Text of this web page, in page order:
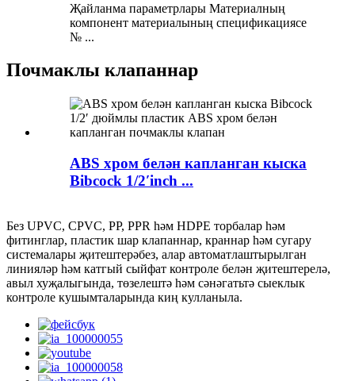
Җайланма параметрлары Материалның
компонент материалының спецификациясе
№ ...
Почмаклы клапаннар
ABS хром белән капланган кыска
Bibcock 1/2′inch ...
Без UPVC, CPVC, PP, PPR һәм HDPE торбалар һәм
фитинглар, пластик шар клапаннар, краннар һәм сугару
системалары җитештерәбез, алар автоматлаштырылган
линияләр һәм катгый сыйфат контроле белән җитештерелә,
авыл хуҗалыгында, төзелештә һәм сәнәгатьтә сыеклык
контроле кушымталарында киң кулланыла.